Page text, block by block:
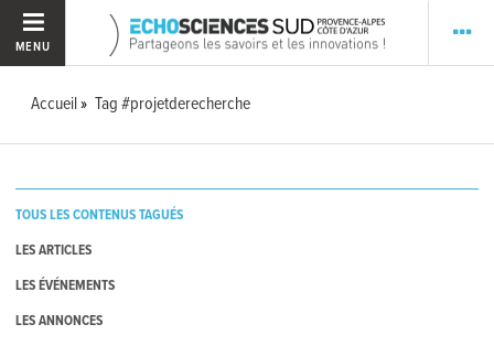
MENU
Accueil Tag #projetderecherche
TOUS LES CONTENUS TAGUÉS
LES ARTICLES
LES ÉVÉNEMENTS
LES ANNONCES